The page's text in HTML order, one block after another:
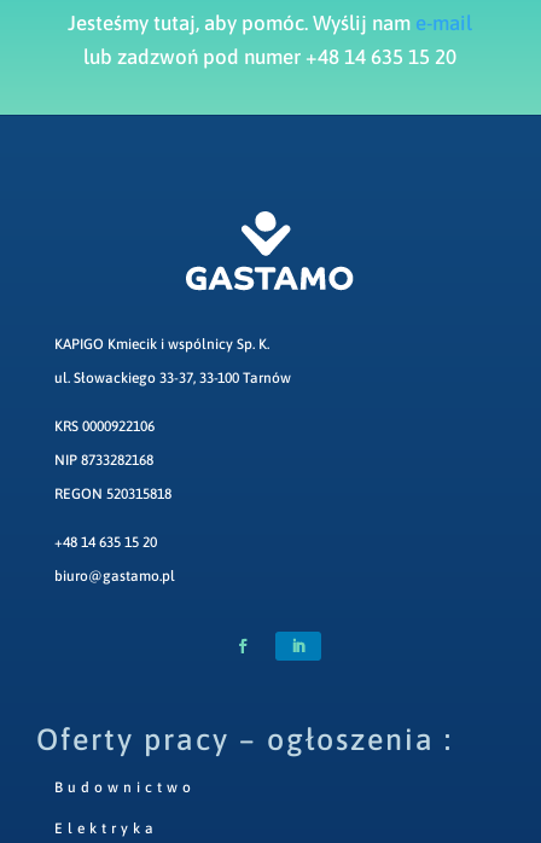
Jesteśmy tutaj, aby pomóc. Wyślij nam e-mail
lub zadzwoń pod numer +48 14 635 15 20
KAPIGO Kmiecik i wspólnicy Sp. K.
ul. Słowackiego 33-37, 33-100 Tarnów
KRS 0000922106
NIP 8733282168
REGON 520315818
+48 14 635 15 20
biuro@gastamo.pl
Oferty pracy – ogłoszenia :
Budownictwo
Elektryka